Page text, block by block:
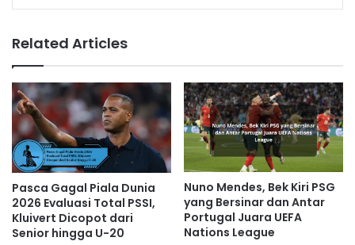
Related Articles
Pasca Gagal Piala Dunia
2026 Evaluasi Total PSSI,
Kluivert Dicopot dari
Senior hingga U-20
Nuno Mendes, Bek Kiri PSG
yang Bersinar dan Antar
Portugal Juara UEFA
Nations League